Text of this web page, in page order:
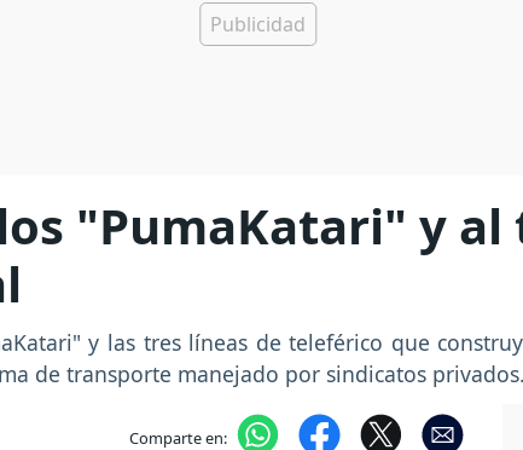
"PumaKatari" y
y las tres líneas de teleférico que
de transporte manejado por sindicatos privados.
Comparte en: